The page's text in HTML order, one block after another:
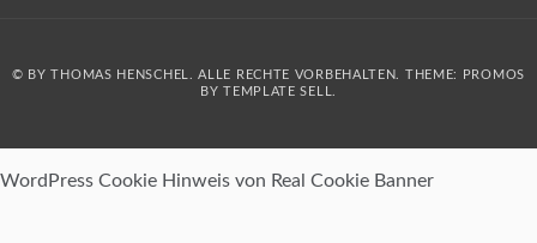
© BY THOMAS HENSCHEL. ALLE RECHTE VORBEHALTEN. THEME: PROMOS
BYTEMPLATE SELL
WordPress Cookie Hinweis von Real Cookie Banner